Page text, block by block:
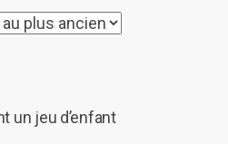
un jeu d’enfant